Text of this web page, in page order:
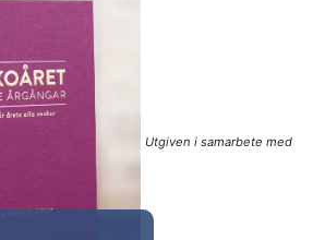
Utgiven i samarbete med